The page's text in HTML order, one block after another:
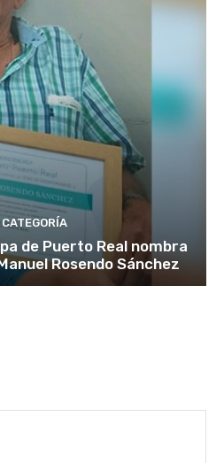
de Puerto Real nombra
Rosendo Sánchez